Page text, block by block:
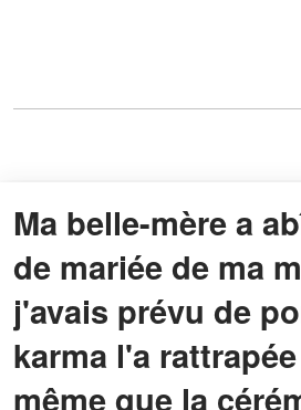
Ma belle-mère a
de mariée de ma
j'avais prévu de
karma l'a
même que la